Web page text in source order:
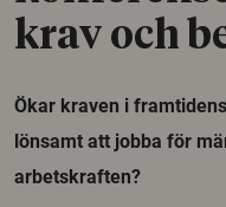
krav och
Ökar kraven i
lönsamt att jobba för
arbetskraften?